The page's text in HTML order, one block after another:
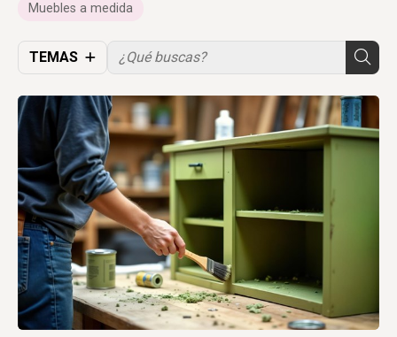
Muebles a medida
TEMAS